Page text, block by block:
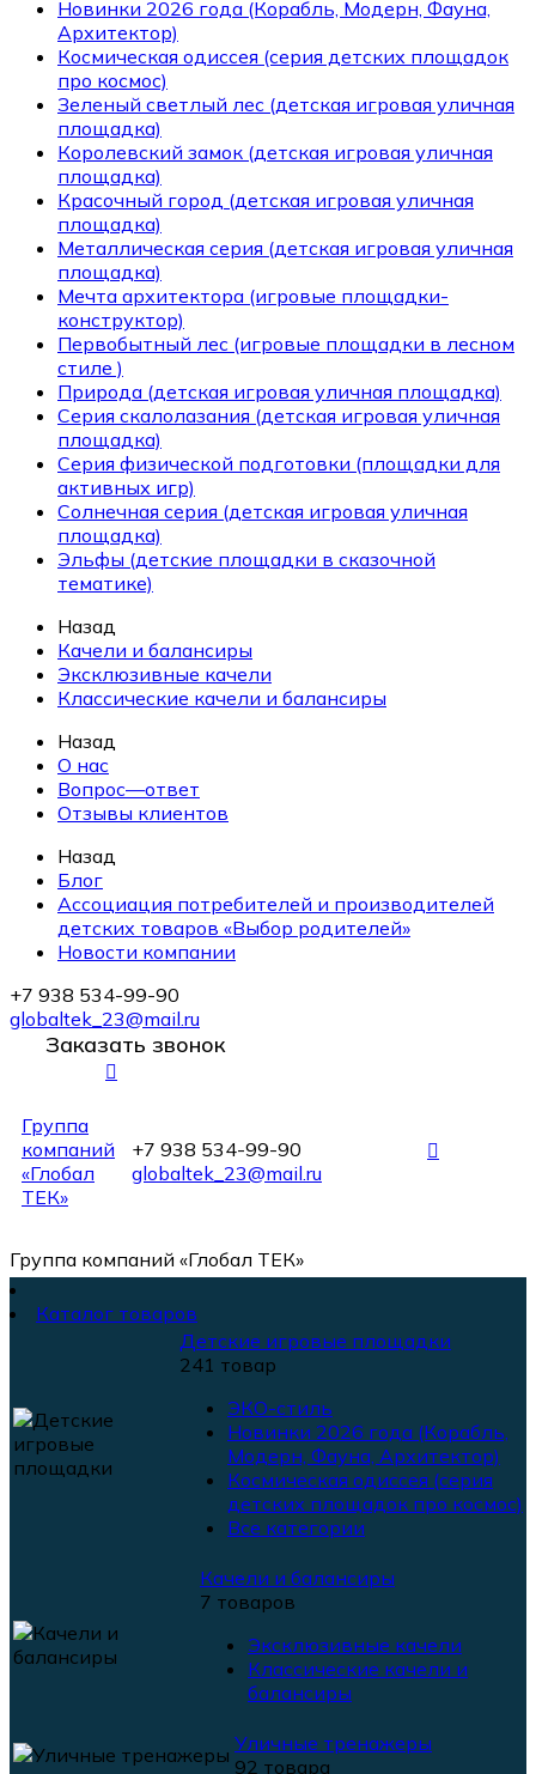
Новинки 2026 года (Корабль, Модерн, Фауна,
Архитектор)
Космическая одиссея (серия детских площадок
про космос)
Зеленый светлый лес (детская игровая уличная
площадка)
Королевский замок (детская игровая уличная
площадка)
Красочный город (детская игровая уличная
площадка)
Металлическая серия (детская игровая уличная
площадка)
Мечта архитектора (игровые площадки-
конструктор)
Первобытный лес (игровые площадки в лесном
стиле )
Природа (детская игровая уличная площадка)
Серия скалолазания (детская игровая уличная
площадка)
Серия физической подготовки (площадки для
активных игр)
Солнечная серия (детская игровая уличная
площадка)
Эльфы (детские площадки в сказочной
тематике)
Назад
Качели и балансиры
Эксклюзивные качели
Классические качели и балансиры
Назад
О нас
Вопрос—ответ
Отзывы клиентов
Назад
Блог
Ассоциация потребителей и производителей
детских товаров «Выбор родителей»
Новости компании
+7 938 534-99-90
globaltek_23@mail.ru
Заказать звонок
Группа
компаний
«Глобал
ТЕК»
+7 938 534-99-90
globaltek_23@mail.ru
Группа компаний «Глобал ТЕК»
Каталог товаров
Детские игровые площадки
241 товар
ЭКО-стиль
Новинки 2026 года (Корабль,
Модерн, Фауна, Архитектор)
Космическая одиссея (серия
детских площадок про космос)
Все категории
Качели и балансиры
7 товаров
Эксклюзивные качели
Классические качели и
балансиры
Уличные тренажеры
92 товара